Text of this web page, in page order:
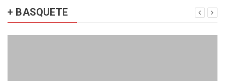
+ BASQUETE